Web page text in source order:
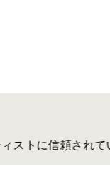
信頼されています